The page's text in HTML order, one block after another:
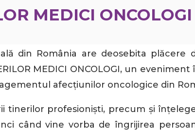
MEDICI ONCOLOGI
din România are deosebita
MEDICI ONCOLOGI, un
afecțiunilor oncologice din
tinerilor profesioniști, precum și
când vine vorba de îngrijirea